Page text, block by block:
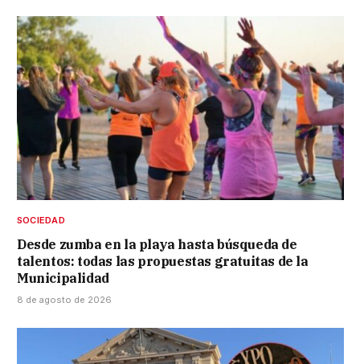
SOCIEDAD
Desde zumba en la playa hasta búsqueda de
talentos: todas las propuestas gratuitas de la
Municipalidad
8 de agosto de 2026